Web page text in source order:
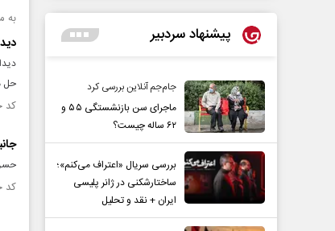
به
حل
کد خبر: ۱۴۵۴۷۸۲
جانباز ۶۵ درصد
حسن حسین
کد خبر: ۱۴۴۶۹۹۴
پیشنهاد سردبیر
جام‌جم آنلاین بررسی کرد
ماجرای سن بازنشستگی ۵۵ و
۶۲ ساله چیست؟
بررسی سریال «اعتراف می‌کنم»؛
ساختارشکنی در ژانر پلیسی
ایران + نقد و تحلیل